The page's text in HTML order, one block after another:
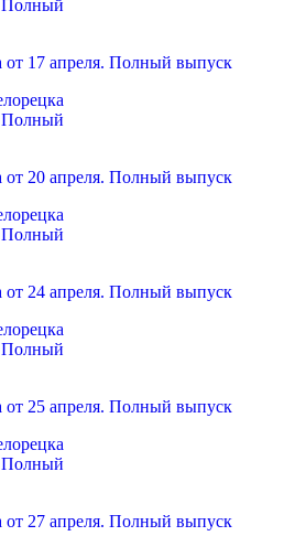
от 17 апреля. Полный выпуск
от 20 апреля. Полный выпуск
от 24 апреля. Полный выпуск
от 25 апреля. Полный выпуск
от 27 апреля. Полный выпуск